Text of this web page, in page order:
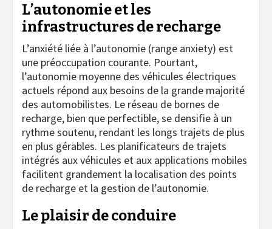
L’autonomie et les
infrastructures de recharge
L’anxiété liée à l’autonomie (range anxiety) est
une préoccupation courante. Pourtant,
l’autonomie moyenne des véhicules électriques
actuels répond aux besoins de la grande majorité
des automobilistes. Le réseau de bornes de
recharge, bien que perfectible, se densifie à un
rythme soutenu, rendant les longs trajets de plus
en plus gérables. Les planificateurs de trajets
intégrés aux véhicules et aux applications mobiles
facilitent grandement la localisation des points
de recharge et la gestion de l’autonomie.
Le plaisir de conduire